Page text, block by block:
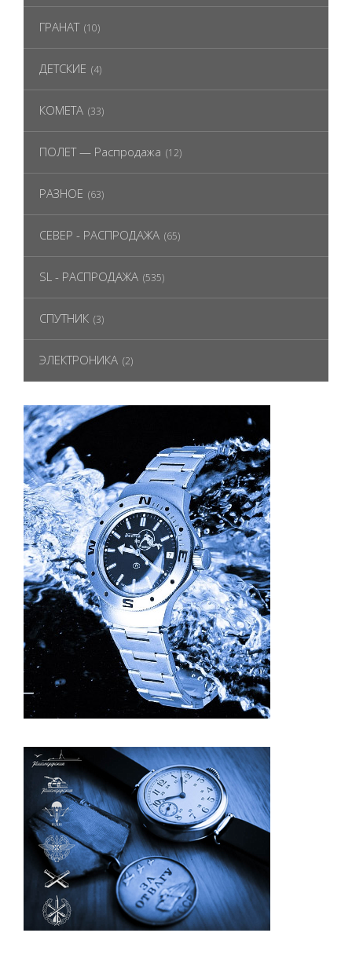
ГРАНАТ (10)
ДЕТСКИЕ (4)
КОМЕТА (33)
ПОЛЕТ — Распродажа (12)
РАЗНОЕ (63)
СЕВЕР - РАСПРОДАЖА (65)
SL - РАСПРОДАЖА (535)
СПУТНИК (3)
ЭЛЕКТРОНИКА (2)